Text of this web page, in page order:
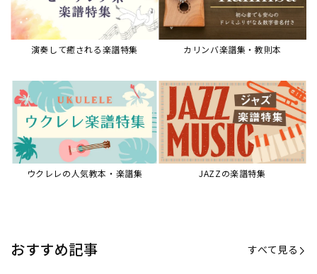
演奏して癒される楽譜特集 カリンバ楽譜集・教則本
ウクレレの人気教本・楽譜集 JAZZの楽譜特集
おすすめ記事 すべて見る